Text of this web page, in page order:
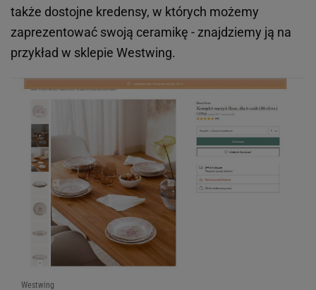
także dostojne kredensy, w których możemy
zaprezentować swoją ceramikę - znajdziemy ją na
przykład w sklepie Westwing.
Westwing